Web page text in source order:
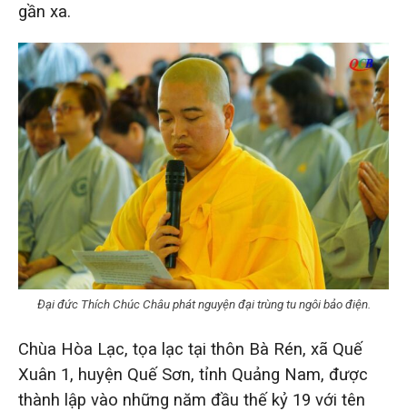
gần xa.
Đại đức Thích Chúc Châu phát nguyện đại trùng tu ngôi bảo điện.
Chùa Hòa Lạc, tọa lạc tại thôn Bà Rén, xã Quế
Xuân 1, huyện Quế Sơn, tỉnh Quảng Nam, được
thành lập vào những năm đầu thế kỷ 19 với tên